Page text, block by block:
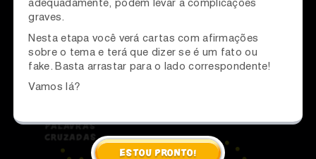
21
PALAVRAS
CRUZADAS
adequadamente, podem levar a complicações
graves.
Nesta etapa você verá cartas com afirmações
sobre o tema e terá que dizer se é um fato ou
fake. Basta arrastar para o lado correspondente!
Vamos lá?
ESTOU PRONTO!